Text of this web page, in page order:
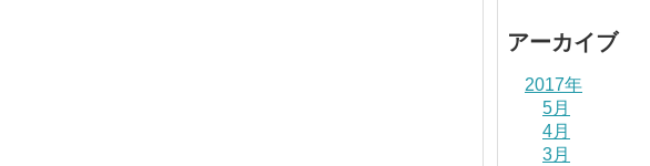
アーカイブ
2017年
5月
4月
3月